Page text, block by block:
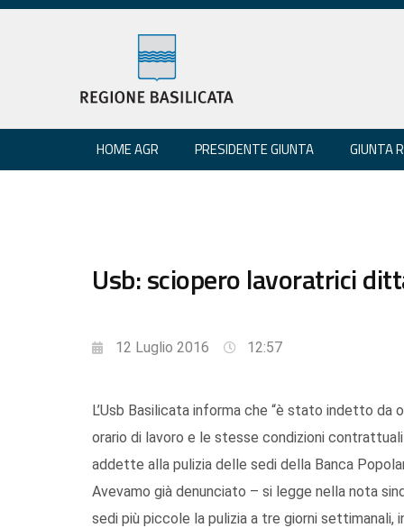
HOME AGR PRESIDENTE GIUNTA GIUNTA
Usb: sciopero lavoratrici
12 Luglio 2016 12:57
L’Usb Basilicata informa che “è stato indetto da
orario di lavoro e le stesse condizioni
addette alla pulizia delle sedi della Banca
Avevamo già denunciato – si legge nella nota
sedi più piccole la pulizia a tre giorni settimanali,